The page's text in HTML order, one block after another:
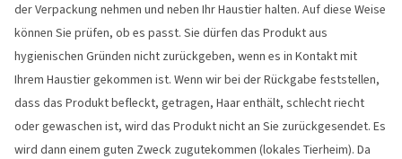
der Verpackung nehmen und neben Ihr Haustier halten. Auf diese Weise
können Sie prüfen, ob es passt. Sie dürfen das Produkt aus
hygienischen Gründen nicht zurückgeben, wenn es in Kontakt mit
Ihrem Haustier gekommen ist. Wenn wir bei der Rückgabe feststellen,
dass das Produkt befleckt, getragen, Haar enthält, schlecht riecht
oder gewaschen ist, wird das Produkt nicht an Sie zurückgesendet. Es
wird dann einem guten Zweck zugutekommen (lokales Tierheim). Da